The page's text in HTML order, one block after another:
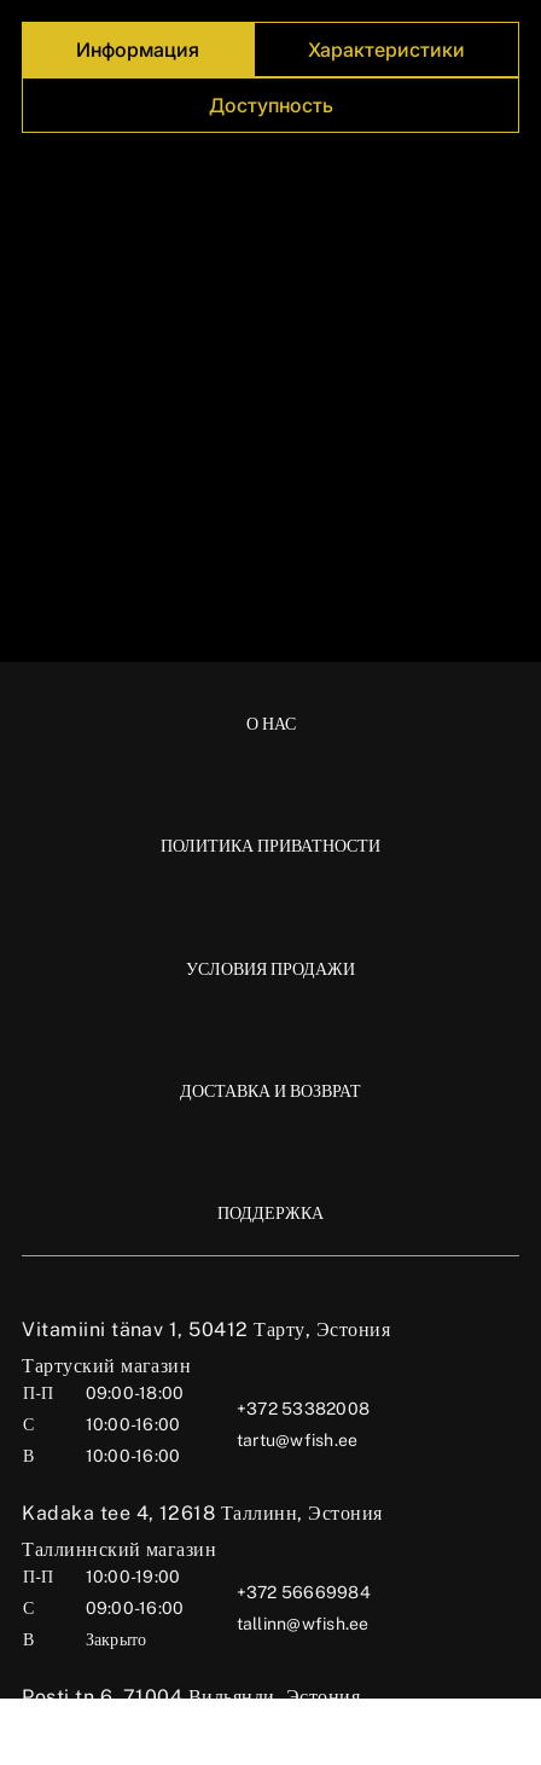
Информация Характеристики
Доступность
Vitamiini tänav 1, 50412 Тарту, Эстония
Тартуский магазин
П-П
09:00-18:00
С
10:00-16:00
В
10:00-16:00
+372 53382008
tartu@wfish.ee
Kadaka tee 4, 12618 Таллинн, Эстония
Таллиннский магазин
П-П
10:00-19:00
С
09:00-16:00
В
Закрыто
+372 56669984
tallinn@wfish.ee
Posti tn 6, 71004 Вильянди, Эстония
О НАС
ПОЛИТИКА ПРИВАТНОСТИ
УСЛОВИЯ ПРОДАЖИ
ДОСТАВКА И ВОЗВРАТ
ПОДДЕРЖКА